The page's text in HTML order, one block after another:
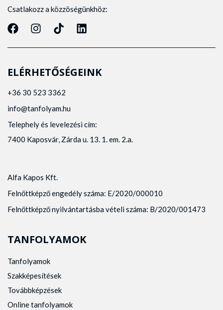
Csatlakozz a közzöségünkhöz:
ELÉRHETŐSÉGEINK
+36 30 523 3362
info@tanfolyam.hu
Telephely és levelezési cím:
7400 Kaposvár, Zárda u. 13. 1. em. 2.a.
Alfa Kapos Kft.
Felnőttképző engedély száma: E/2020/000010
Felnőttképző nyilvántartásba vételi száma: B/2020/001473
TANFOLYAMOK
Tanfolyamok
Szakképesítések
Továbbképzések
Online tanfolyamok